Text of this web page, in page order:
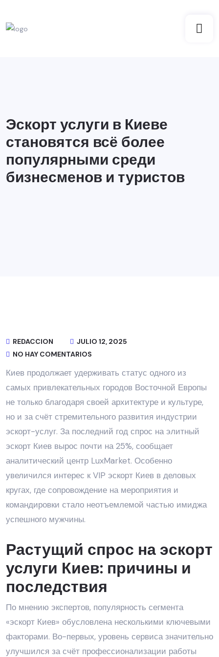
Эскорт услуги в Киеве
становятся всё более
популярными среди
бизнесменов и туристов
REDACCION
JULIO 12, 2025
NO HAY COMENTARIOS
Киев продолжает удерживать статус одного из
самых привлекательных городов Восточной Европы
не только благодаря своей архитектуре и культуре,
но и за счёт стремительного развития индустрии
эскорт-услуг. За последний год спрос на элитный
эскорт Киев вырос почти на 25%, сообщает
аналитический центр LuxMarket. Особенно
увеличился интерес к VIP эскорт Киев в деловых
кругах, где сопровождение на мероприятия и
командировки стало неотъемлемой частью имиджа
успешного мужчины.
Растущий спрос на эскорт
услуги Киев: причины и
последствия
По мнению экспертов, популярность сегмента
«эскорт Киев» обусловлена несколькими ключевыми
факторами. Во-первых, уровень сервиса значительно
улучшился за счёт профессионализации работы